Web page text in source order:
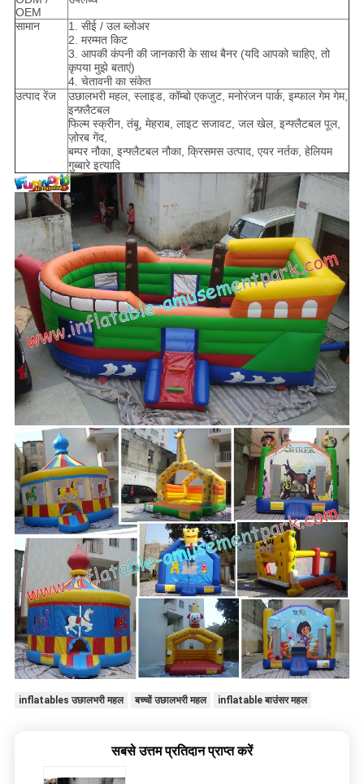
OEM
सामान
1. सीई / उल ब्लोअर
2. मरम्मत किट
3. आपकी कंपनी की जानकारी के साथ बैनर (यदि आपको चाहिए, तो
कृपया मुझे बताएं)
4. चेतावनी का संकेत
उत्पाद रेंज
उछालभरी महल, स्लाइड, कॉम्बो एकजुट, मनोरंजन पार्क, इम्फाल गेम गेम,
इन्फ़्लैटबल
फिल्म स्क्रीन, तंबू, मेहराब, लाइट सजावट, जल खेल, इन्फ्लैटबल पूल,
ज़ोरब गेंद,
बम्पर नौका, इन्फ्लैटबल नौका, क्रिसमस उत्पाद, एयर नर्तक, हेलियम
गुब्बारे इत्यादि
inflatables उछालभरी महल बच्चों उछालभरी महल inflatable बाउंसर महल
सबसे उत्तम प्रतिदान प्राप्त करें